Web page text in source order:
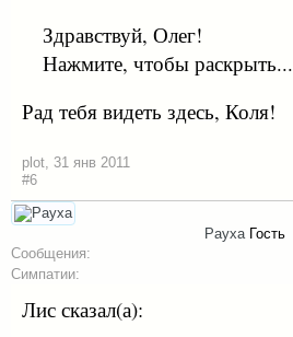
Здравствуй, Олег!
Нажмите, чтобы раскрыть...
Рад тебя видеть здесь, Коля!
plot, 31 янв 2011
#6
Рауха Гость
Сообщения:
Симпатии:
Лис сказал(а):